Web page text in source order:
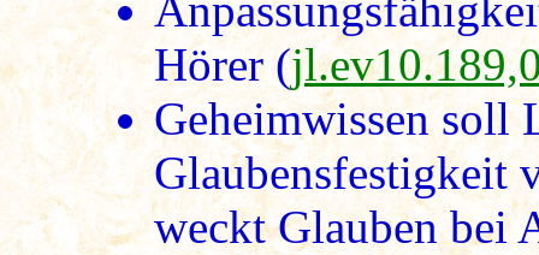
Hörer (
Geheimwissen soll
Glaubensfestigkeit
weckt Glauben bei